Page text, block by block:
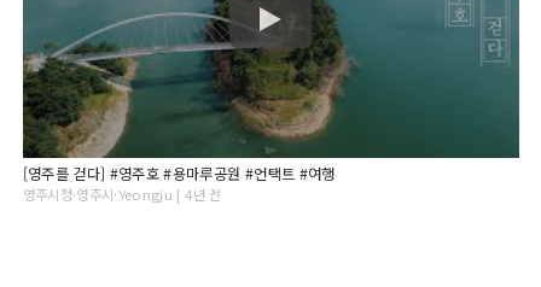
[영주를 걷다] #영주호 #용마루공원 #언택트 #여행
영주시청·영주시·Yeongju | 4년 전